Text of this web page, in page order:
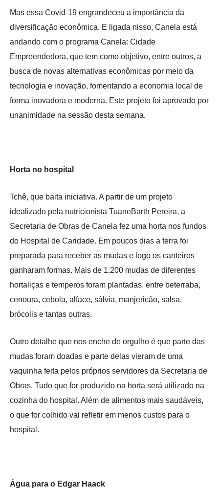
Mas essa Covid-19 engrandeceu a importância da
diversificação econômica. E ligada nisso, Canela está
andando com o programa Canela: Cidade
Empreendedora, que tem como objetivo, entre outros, a
busca de novas alternativas econômicas por meio da
tecnologia e inovação, fomentando a economia local de
forma inovadora e moderna. Este projeto foi aprovado por
unanimidade na sessão desta semana.
Horta no hospital
Tchê, que baita iniciativa. A partir de um projeto
idealizado pela nutricionista TuaneBarth Pereira, a
Secretaria de Obras de Canela fez uma horta nos fundos
do Hospital de Caridade. Em poucos dias a terra foi
preparada para receber as mudas e logo os canteiros
ganharam formas. Mais de 1.200 mudas de diferentes
hortaliças e temperos foram plantadas, entre beterraba,
cenoura, cebola, alface, sálvia, manjericão, salsa,
brócolis e tantas outras.
Outro detalhe que nos enche de orgulho é que parte das
mudas foram doadas e parte delas vieram de uma
vaquinha feita pelos próprios servidores da Secretaria de
Obras. Tudo que for produzido na horta será utilizado na
cozinha do hospital. Além de alimentos mais saudáveis,
o que for colhido vai refletir em menos custos para o
hospital.
Água para o Edgar Haack